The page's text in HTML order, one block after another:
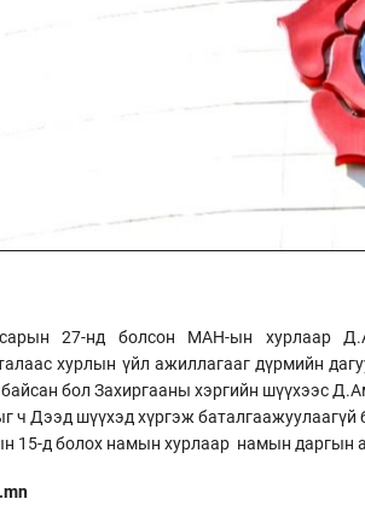
сарын 27-нд болсон МАН-ын хурлаар
хурлын үйл ажиллагааг дүрмийн
бол Захиргааны хэргийн шүүхээс
ч Дээд шүүхэд хүргэж
15-д болох намын хурлаар намын даргын